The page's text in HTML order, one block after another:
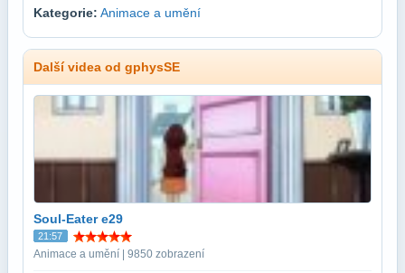
Kategorie: Animace a umění
Další videa od gphysSE
Soul-Eater e29
21:57
Animace a umění | 9850 zobrazení